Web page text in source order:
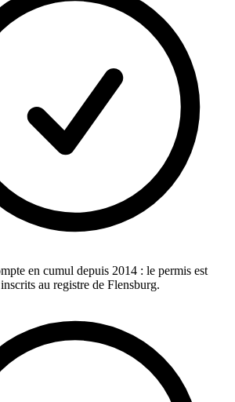
en cumul depuis 2014 : le permis est
au registre de Flensburg.